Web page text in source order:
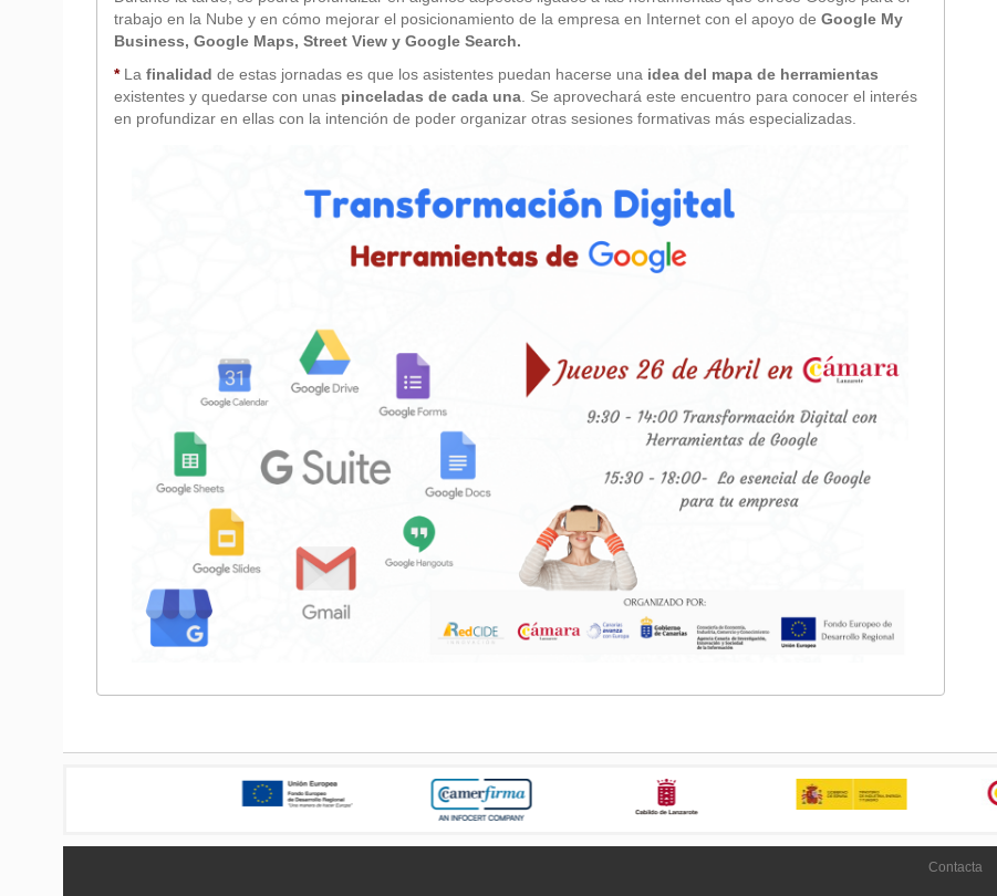
trabajo en la Nube y en cómo mejorar el posicionamiento de la empresa en Internet con el apoyo de Google My
Business, Google Maps, Street View y Google Search.
* La finalidad de estas jornadas es que los asistentes puedan hacerse una idea del mapa de herramientas
existentes y quedarse con unas pinceladas de cada una . Se aprovechará este encuentro para conocer el interés
en profundizar en ellas con la intención de poder organizar otras sesiones formativas más especializadas.
Contacta